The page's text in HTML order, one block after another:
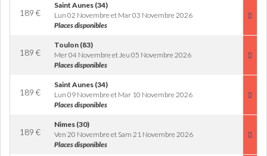
189 €
Saint Aunes (34)
Lun 02 Novembre et Mar 03 Novembre 2026
Places disponibles
189 €
Toulon (83)
Mer 04 Novembre et Jeu 05 Novembre 2026
Places disponibles
189 €
Saint Aunes (34)
Lun 09 Novembre et Mar 10 Novembre 2026
Places disponibles
189 €
Nimes (30)
Ven 20 Novembre et Sam 21 Novembre 2026
Places disponibles